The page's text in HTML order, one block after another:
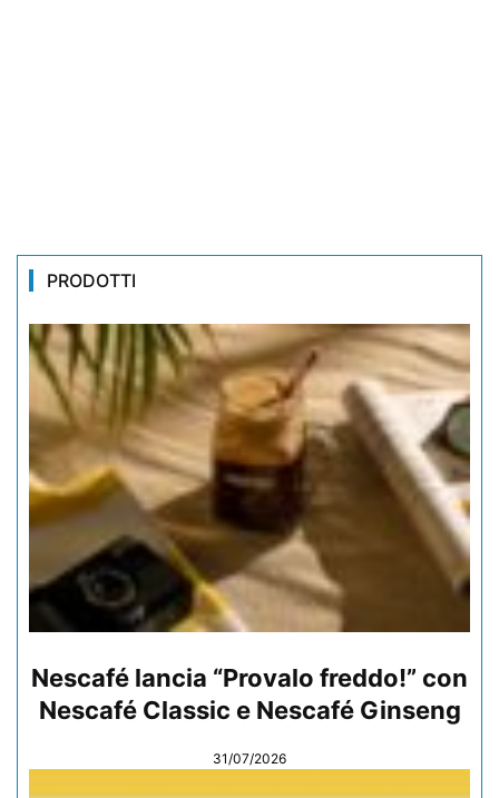
PRODOTTI
Nescafé lancia “Provalo freddo!” con
Nescafé Classic e Nescafé Ginseng
31/07/2026